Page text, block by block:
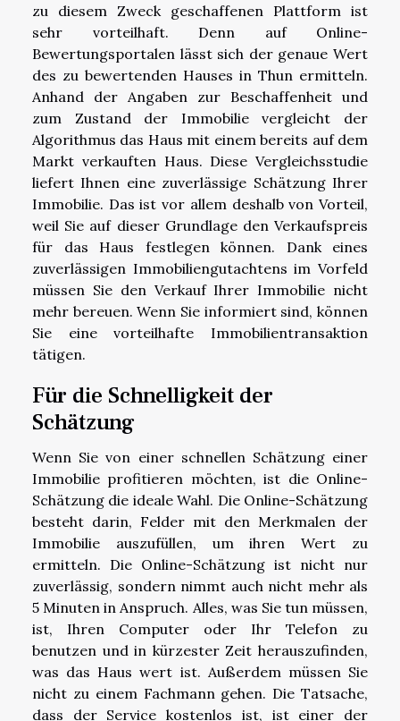
zu diesem Zweck geschaffenen Plattform ist
sehr vorteilhaft. Denn auf Online-
Bewertungsportalen lässt sich der genaue Wert
des zu bewertenden Hauses in Thun ermitteln.
Anhand der Angaben zur Beschaffenheit und
zum Zustand der Immobilie vergleicht der
Algorithmus das Haus mit einem bereits auf dem
Markt verkauften Haus. Diese Vergleichsstudie
liefert Ihnen eine zuverlässige Schätzung Ihrer
Immobilie. Das ist vor allem deshalb von Vorteil,
weil Sie auf dieser Grundlage den Verkaufspreis
für das Haus festlegen können. Dank eines
zuverlässigen Immobiliengutachtens im Vorfeld
müssen Sie den Verkauf Ihrer Immobilie nicht
mehr bereuen. Wenn Sie informiert sind, können
Sie eine vorteilhafte Immobilientransaktion
tätigen.
Für die Schnelligkeit der
Schätzung
Wenn Sie von einer schnellen Schätzung einer
Immobilie profitieren möchten, ist die Online-
Schätzung die ideale Wahl. Die Online-Schätzung
besteht darin, Felder mit den Merkmalen der
Immobilie auszufüllen, um ihren Wert zu
ermitteln. Die Online-Schätzung ist nicht nur
zuverlässig, sondern nimmt auch nicht mehr als
5 Minuten in Anspruch. Alles, was Sie tun müssen,
ist, Ihren Computer oder Ihr Telefon zu
benutzen und in kürzester Zeit herauszufinden,
was das Haus wert ist. Außerdem müssen Sie
nicht zu einem Fachmann gehen. Die Tatsache,
dass der Service kostenlos ist, ist einer der